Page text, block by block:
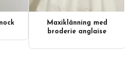
Maxiklänning med
broderie anglaise